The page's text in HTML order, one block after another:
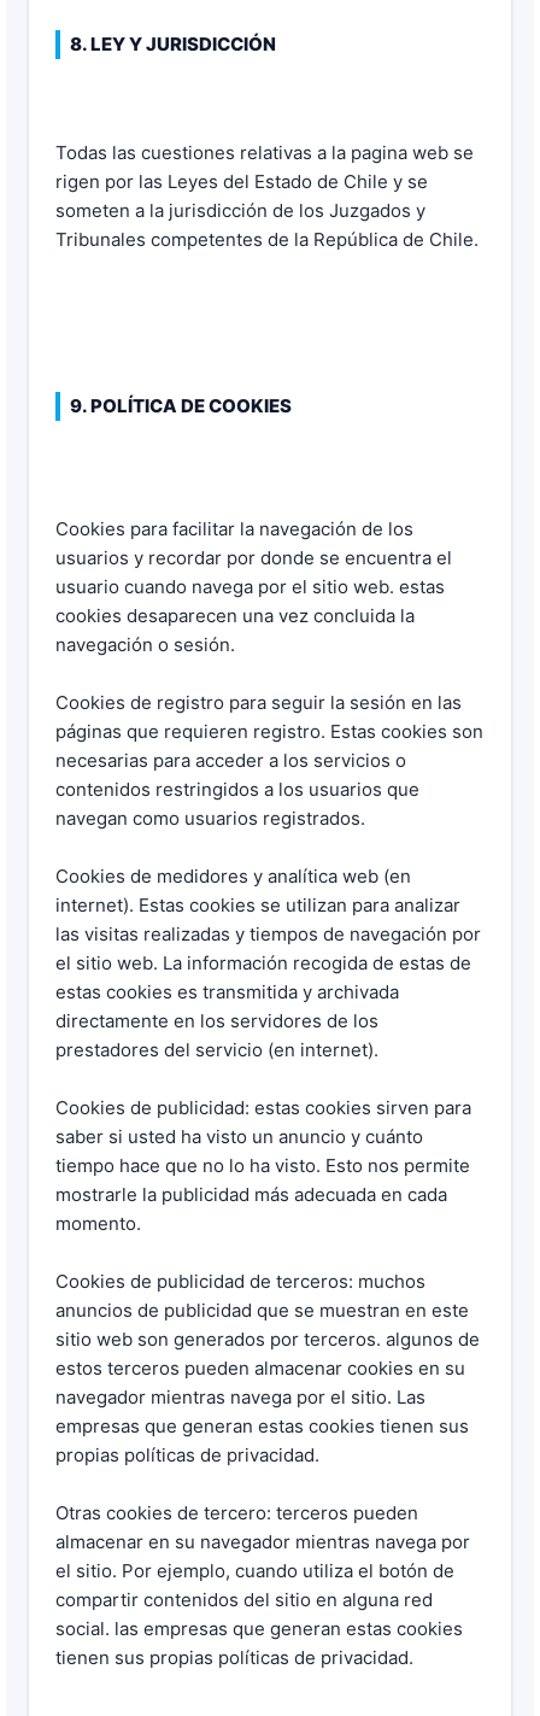
8. LEY Y JURISDICCIÓN
Todas las cuestiones relativas a la pagina web se
rigen por las Leyes del Estado de Chile y se
someten a la jurisdicción de los Juzgados y
Tribunales competentes de la República de Chile.
9. POLÍTICA DE COOKIES
Cookies para facilitar la navegación de los
usuarios y recordar por donde se encuentra el
usuario cuando navega por el sitio web. estas
cookies desaparecen una vez concluida la
navegación o sesión.
Cookies de registro para seguir la sesión en las
páginas que requieren registro. Estas cookies son
necesarias para acceder a los servicios o
contenidos restringidos a los usuarios que
navegan como usuarios registrados.
Cookies de medidores y analítica web (en
internet). Estas cookies se utilizan para analizar
las visitas realizadas y tiempos de navegación por
el sitio web. La información recogida de estas de
estas cookies es transmitida y archivada
directamente en los servidores de los
prestadores del servicio (en internet).
Cookies de publicidad: estas cookies sirven para
saber si usted ha visto un anuncio y cuánto
tiempo hace que no lo ha visto. Esto nos permite
mostrarle la publicidad más adecuada en cada
momento.
Cookies de publicidad de terceros: muchos
anuncios de publicidad que se muestran en este
sitio web son generados por terceros. algunos de
estos terceros pueden almacenar cookies en su
navegador mientras navega por el sitio. Las
empresas que generan estas cookies tienen sus
propias políticas de privacidad.
Otras cookies de tercero: terceros pueden
almacenar en su navegador mientras navega por
el sitio. Por ejemplo, cuando utiliza el botón de
compartir contenidos del sitio en alguna red
social. las empresas que generan estas cookies
tienen sus propias políticas de privacidad.